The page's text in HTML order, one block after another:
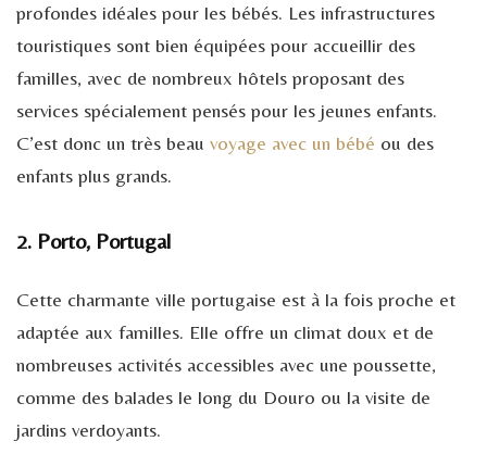
profondes idéales pour les bébés. Les infrastructures
touristiques sont bien équipées pour accueillir des
familles, avec de nombreux hôtels proposant des
services spécialement pensés pour les jeunes enfants.
C’est donc un très beau voyage avec un bébé ou des
enfants plus grands.
2. Porto, Portugal
Cette charmante ville portugaise est à la fois proche et
adaptée aux familles. Elle offre un climat doux et de
nombreuses activités accessibles avec une poussette,
comme des balades le long du Douro ou la visite de
jardins verdoyants.